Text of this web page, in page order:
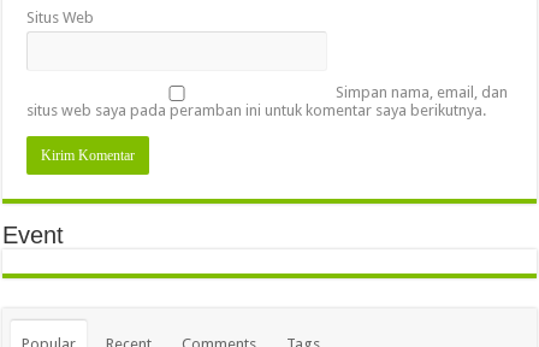
Situs Web
Simpan nama, email, dan
situs web saya pada peramban ini untuk komentar saya berikutnya.
Event